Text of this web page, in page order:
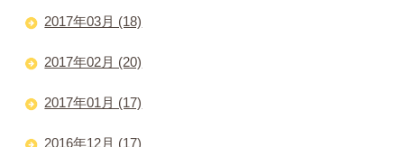
2017年03月 (18)
2017年02月 (20)
2017年01月 (17)
2016年12月 (17)